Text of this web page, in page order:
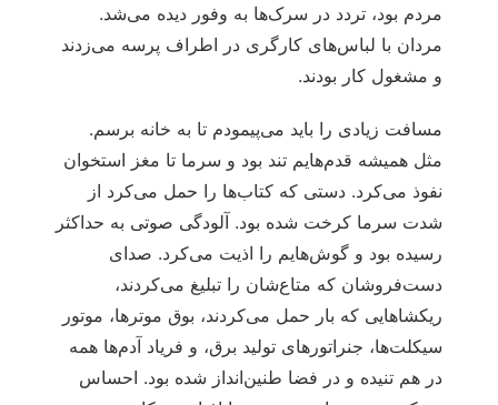
مردم بود، تردد در سرک‌ها به وفور دیده می‌شد.
مردان با لباس‌های کارگری در اطراف پرسه می‌زدند
و مشغول کار بودند.
مسافت زیادی را باید می‌پیمودم تا به خانه برسم.
مثل همیشه قدم‌هایم تند بود و سرما تا مغز استخوان
نفوذ می‌کرد. دستی که کتاب‌ها را حمل می‌کرد از
شدت سرما کرخت شده بود. آلودگی صوتی به حداکثر
رسیده بود و گوش‌هایم را اذیت می‌کرد. صدای
دست‌فروشان که متاع‌شان را تبلیغ می‌کردند،
ریکشاهایی که بار حمل می‌کردند، بوق موترها، موتور
سیکلت‌ها، جنراتورهای تولید برق، و فریاد آدم‌ها همه
در هم تنیده و در فضا طنین‌انداز شده بود. احساس